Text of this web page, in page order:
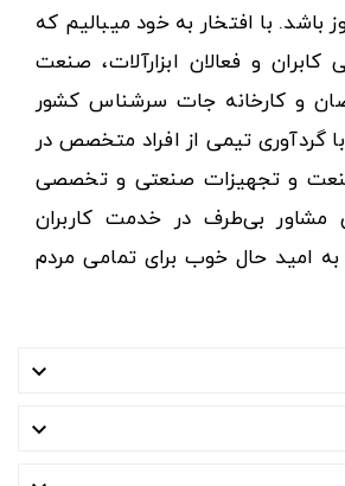
باشد. با افتخار به خود میبالیم که
کابران و فعالان ابزارآلات، صنعت
و کارخانه جات سرشناس کشور
گردآوری تیمی از افراد متخصص در
صنعت و تجهیزات صنعتی و تخصصی
مشاور بی‌طرف در خدمت کاربران
امید حال خوب برای تمامی مردم

